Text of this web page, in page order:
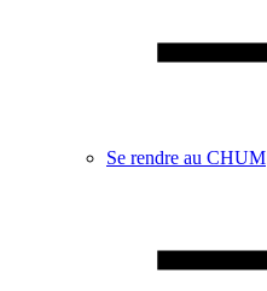
Se rendre au CHUM